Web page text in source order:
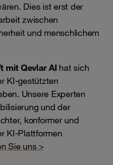
Dies ist erst der
zwischen
und menschlichem
mit Qevlar AI hat sich
KI-gestützten
Unsere Experten
und der
konformer und
KI-Plattformen
Sie uns >